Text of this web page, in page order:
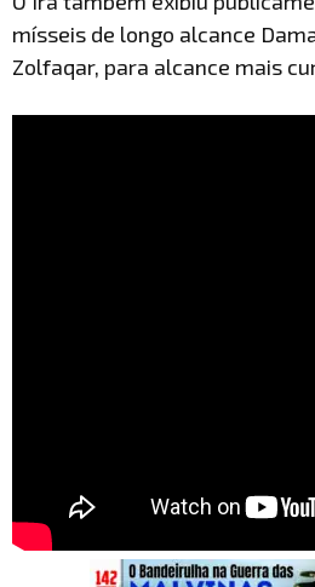
mísseis de longo alcance
Zolfaqar, para alcance mais